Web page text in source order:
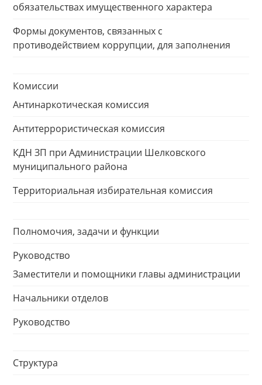
обязательствах имущественного характера
Формы документов, связанных с
противодействием коррупции, для заполнения
Комиссии
Антинаркотическая комиссия
Антитеррористическая комиссия
КДН ЗП при Администрации Шелковского
муниципального района
Территориальная избирательная комиссия
Полномочия, задачи и функции
Руководство
Заместители и помощники главы администрации
Начальники отделов
Руководство
Структура